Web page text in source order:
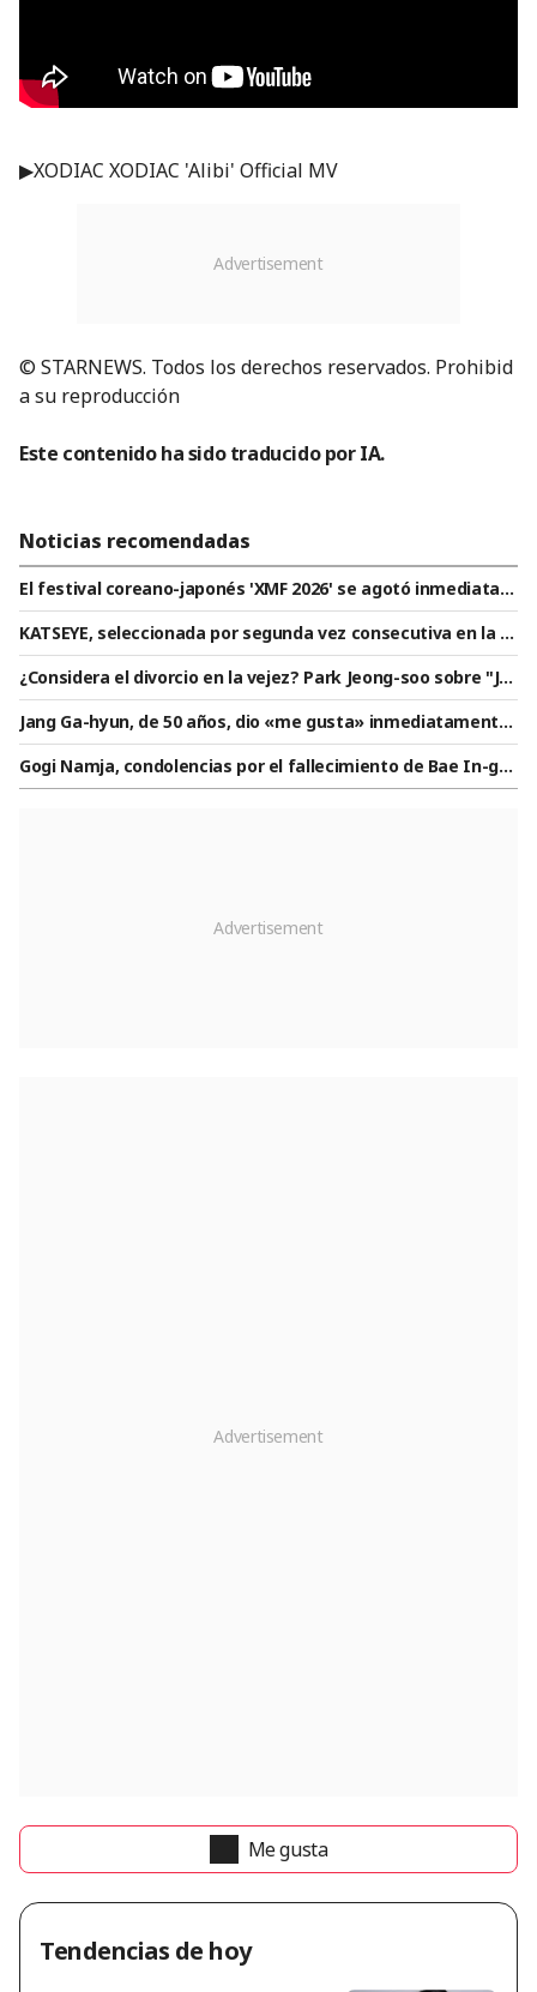
▶XODIAC XODIAC 'Alibi' Official MV
© STARNEWS. Todos los derechos reservados. Prohibid
a su reproducción
Este contenido ha sido traducido por IA.
Noticias recomendadas
El festival coreano-japonés 'XMF 2026' se agotó inmediatam
ente tras la apertura de las entradas limitadas
KATSEYE, seleccionada por segunda vez consecutiva en la li
sta de Billboard «Artistas con más influencia menores de 21
años»
¿Considera el divorcio en la vejez? Park Jeong-soo sobre "Ju
ng Eung-young♥": "Solemos discutir y pelear a menudo" [Sta
r Issue]
Jang Ga-hyun, de 50 años, dio «me gusta» inmediatamente
al video de Jimin de BTS al despertar... «Está sufriendo por Ji
min» [Perfect Life] [★BamTV]
Gogi Namja, condolencias por el fallecimiento de Bae In-gy
u: "Por favor, absténganse de burlas y ofensas" [Texto com
Me gusta
Tendencias de hoy